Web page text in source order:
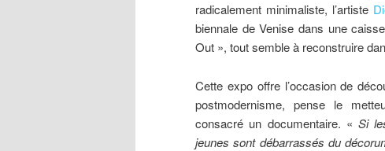
radicalement minimaliste, l’artiste
biennale de Venise dans une
Out », tout semble à reconstruire
Cette expo offre l’occasion de
postmodernisme, pense le
consacré un documentaire. «Si
jeunes sont débarrassés du